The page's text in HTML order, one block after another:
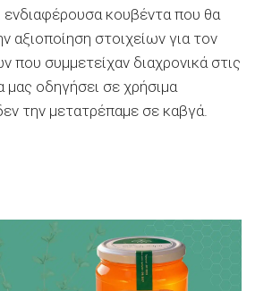
ενδιαφέρουσα κουβέντα που θα
αξιοποίηση στοιχείων για τον
που συμμετείχαν διαχρονικά στις
μας οδηγήσει σε χρήσιμα
την μετατρέπαμε σε καβγά.